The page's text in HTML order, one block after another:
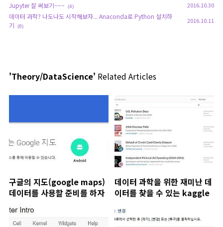
Jupyter 잘 써보기~~~ (4) 2016.10.30
데이터 과학? 나도나도 시작해보자... Anaconda로 Python 설치하
기
(8)
2016.10.11
'Theory/DataScience' Related Articles
구글의 지도(google maps)
데이터를 사용할 준비를 하자
데이터 과학을 위한 재미난 데
이터를 찾을 수 있는 kaggle